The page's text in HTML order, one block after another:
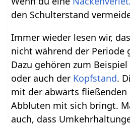
den Schulterstand
Immer wieder lesen wir,
nicht während der Periode
Dazu gehören zum
oder auch der Kopfstand.
mit der abwärts fließenden
Abbluten mit sich bringt.
auch, dass